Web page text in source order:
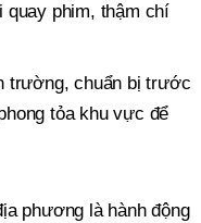
quay phim, thậm chí
trường, chuẩn bị trước
tỏa khu vực để
phương là hành động